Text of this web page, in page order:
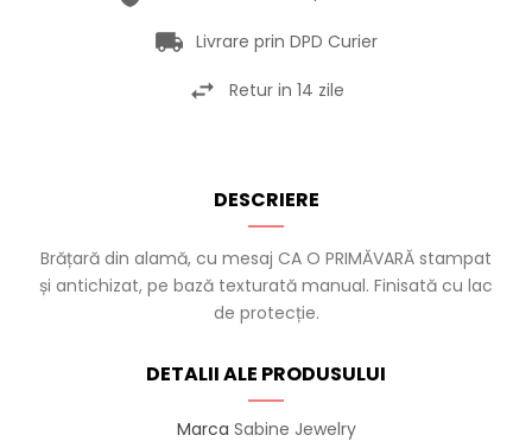
Livrare prin DPD Curier
Retur in 14 zile
DESCRIERE
Brățară din alamă, cu mesaj CA O PRIMĂVARĂ stampat
și antichizat, pe bază texturată manual. Finisată cu lac
de protecție.
DETALII ALE PRODUSULUI
Marca Sabine Jewelry